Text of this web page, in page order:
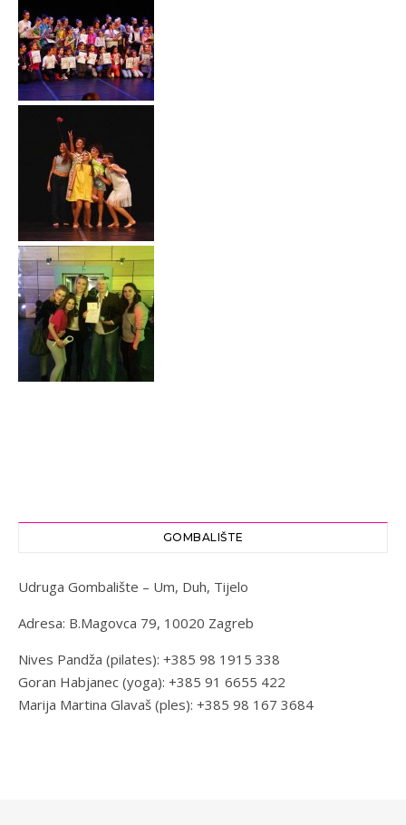
GOMBALIŠTE
Udruga Gombalište – Um, Duh, Tijelo
Adresa: B.Magovca 79, 10020 Zagreb
Nives Pandža (pilates): +385 98 1915 338
Goran Habjanec (yoga): +385 91 6655 422
Marija Martina Glavaš (ples): +385 98 167 3684